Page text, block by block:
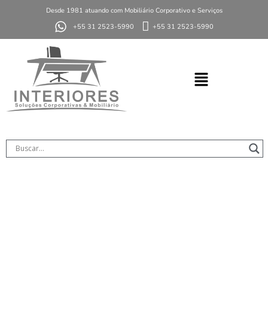
Desde 1981 atuando com Mobiliário Corporativo e Serviços
+55 31 2523-5990
+55 31 2523-5990